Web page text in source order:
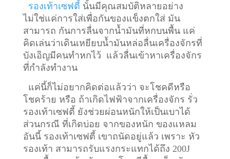
รองเท้าเซฟตี้ นั้นมีคุณสมบัติหลายอย่าง
ไม่ใช่แค่การใส่เพื่อกันของแข็งตกใส่ มัน
สามารถ กันการลื่นจากน้ำมันที่หกบนพื้น แค่
คิดเล่นว่าเดินเหยียบน้ำมันหล่อลื่นเครื่องจักรที่
บังเอิญมีคนทำหกไว้ แล้วลื่นเข้าหาเครื่องจักร
ที่กำลังทำงาน
แค่นี้ก็ไม่อยากคิดต่อแล้วว่า จะโชคดีหรือ
โชคร้าย หรือ ถ้าเกิดไฟฟ้าจากเครื่องจักร รั่ว
รองเท้าเซฟตี้ ยังช่วยผ่อนหนักให้เป็นเบาได้
ส่วนกรณี ที่เกิดบ่อย จากของหนัก ของแหลม
อันนี้ รองเท้าเซฟตี้ เขาถนัดอยู่แล้ว เพราะ หัว
รองเท้า สามารถรับแรงกระแทกได้ถึง 200J